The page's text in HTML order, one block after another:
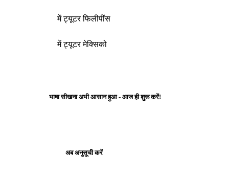
में ट्यूटर फिलीपींस
में ट्यूटर मेक्सिको
भाषा सीखना अभी आसान हुआ - आज ही शुरू करें!
अब अनुसूची करें